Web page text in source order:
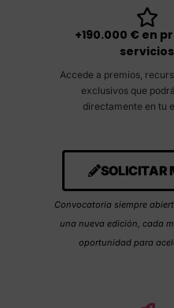
+190.000 € en
servicios
Accede a premios,
exclusivos que
directamente en tu
SOLICITAR
Convocatoria siempre
una nueva edición, cada
oportunidad para